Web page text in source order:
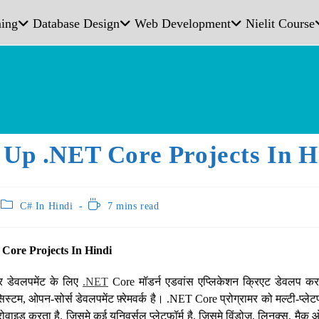
Database Design Web Development Nielit Course
.NET Core Projects In
C# In Hindi 7 mins read
Projects In Hindi
डेवलपमेंट के लिए .NETCore मॉडर्न एडवांस एप्लिकेशन क्रिएट डेवलप
ओपन-सोर्स डेवलपमेंट फ़्रेमवर्क है। .NET Core प्रोग्रामर को मल्टी-
करता है. जिसमे कई यूनिवर्सल प्लेटफ़ॉर्म है, जिसमे विंडोज, लिनक्स,